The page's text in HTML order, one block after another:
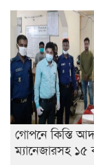
রাজশাহী
অ্যাওয়ার্ড
বিশ্ব নদী বিবস
খেলার মাঠে
বিদ্যালয়
ইসলামের
নেতৃত্ব
গোপনে কিস্তি
ম্যানেজারসহ